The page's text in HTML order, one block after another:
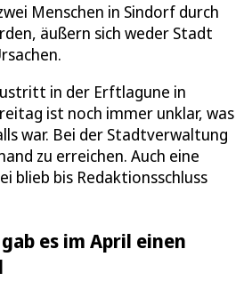
Menschen in Sindorf durch
äußern sich weder Stadt
in der Erftlagune in
ist noch immer unklar, was
war. Bei der Stadtverwaltung
zu erreichen. Auch eine
blieb bis Redaktionsschluss
es im April einen